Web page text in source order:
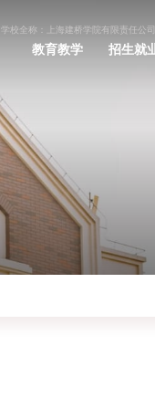
学校全称：上海建桥学院有限责任公
教育教学 招生就